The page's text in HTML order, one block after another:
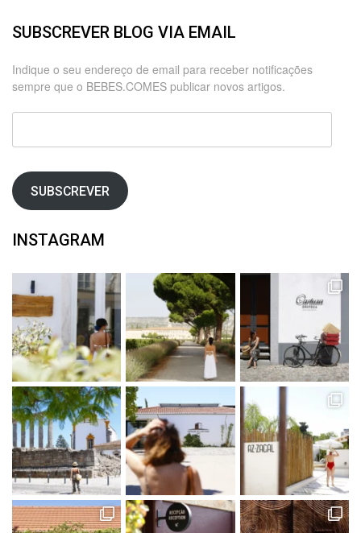
SUBSCREVER BLOG VIA EMAIL
Indique o seu endereço de email para receber notificações
sempre que o BEBES.COMES publicar novos artigos.
SUBSCREVER
INSTAGRAM